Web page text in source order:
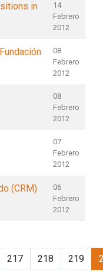
in
14
Febrero
2012
08
Febrero
2012
08
Febrero
2012
07
Febrero
2012
(CRM)
06
Febrero
2012
217 218 219